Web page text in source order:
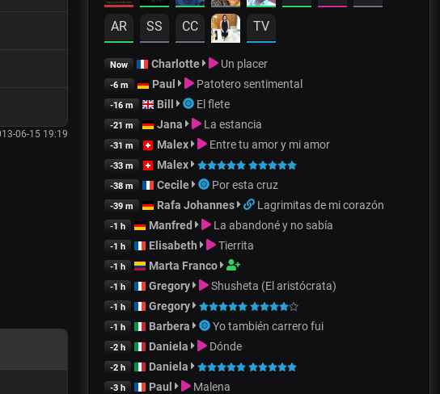
06-15 19:19
AR SS CC TV
Now Charlotte Un placer
-6 m Paul Patotero sentimental
-16 m Bill El flete
-21 m Jana La estancia
-31 m Malex Entre tu amor y mi amor
-33 m Malex
-38 m Cecile Por esta cruz
-39 m Rafa Johannes Lagrimitas de mi corazón
-1 h Manfred La abandoné y no sabía
-1 h Elisabeth Tierrita
-1 h Marta Franco
-1 h Gregory Shusheta (El aristócrata)
-1 h Gregory
-1 h Barbera Yo también carrero fui
-2 h Daniela Dónde
-2 h Daniela
-3 h Paul Malena